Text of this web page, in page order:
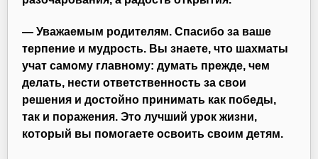
— Уважаемым родителям. Спасибо за ваше
терпение и мудрость. Вы знаете, что шахматы
учат самому главному: думать прежде, чем
делать, нести ответственность за свои
решения и достойно принимать как победы,
так и поражения. Это лучший урок жизни,
который вы помогаете освоить своим детям.